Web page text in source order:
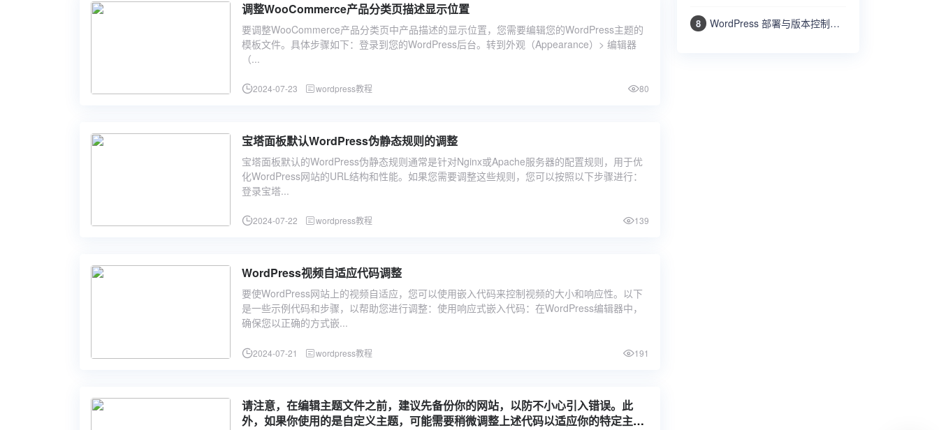
调整WooCommerce产品分类页描述显示位置
要调整WooCommerce产品分类页中产品描述的显示位置，您需要编辑您的WordPress主题的
模板文件。具体步骤如下：登录到您的WordPress后台。转到外观（Appearance）> 编辑器
（...
2024-07-23 wordpress教程 80
宝塔面板默认WordPress伪静态规则的调整
宝塔面板默认的WordPress伪静态规则通常是针对Nginx或Apache服务器的配置规则，用于优
化WordPress网站的URL结构和性能。如果您需要调整这些规则，您可以按照以下步骤进行：
登录宝塔...
2024-07-22 wordpress教程 139
WordPress视频自适应代码调整
要使WordPress网站上的视频自适应，您可以使用嵌入代码来控制视频的大小和响应性。以下
是一些示例代码和步骤，以帮助您进行调整：使用响应式嵌入代码：在WordPress编辑器中，
确保您以正确的方式嵌...
2024-07-21 wordpress教程 191
请注意，在编辑主题文件之前，建议先备份你的网站，以防不小心引入错误。此
外，如果你使用的是自定义主题，可能需要稍微调整上述代码以适应你的特定主题
8 WordPress 部署与版本控制最佳实践：使用 Git 管理代码、Composer 管理依赖、自动部署上线